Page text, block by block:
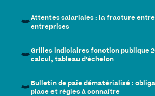
Attentes salariales : la fracture entre
entreprises
Grilles indiciaires fonction publique
calcul, tableau d’échelon
Bulletin de paie dématérialisé :
place et règles à connaître